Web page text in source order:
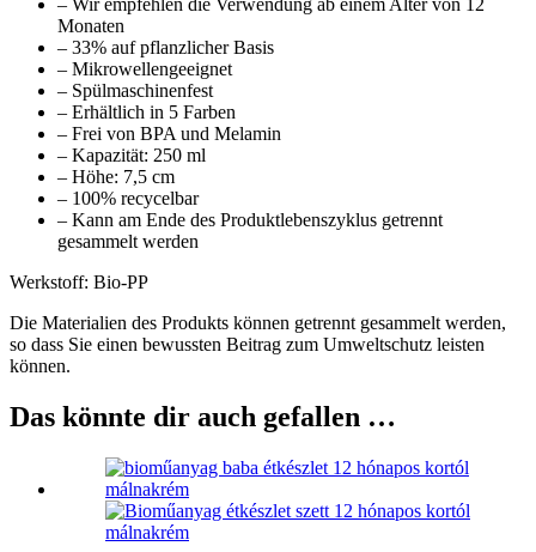
Monaten
– 33% auf pflanzlicher Basis
– Mikrowellengeeignet
– Spülmaschinenfest
– Erhältlich in 5 Farben
– Frei von BPA und Melamin
– Kapazität: 250 ml
– Höhe: 7,5 cm
– 100% recycelbar
– Kann am Ende des Produktlebenszyklus getrennt
gesammelt werden
Werkstoff: Bio-PP
Die Materialien des Produkts können getrennt gesammelt werden,
so dass Sie einen bewussten Beitrag zum Umweltschutz leisten
können.
Das könnte dir auch gefallen …